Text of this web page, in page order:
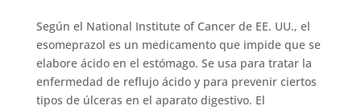
Según el National Institute of Cancer de EE. UU., el
esomeprazol es un medicamento que impide que se
elabore ácido en el estómago. Se usa para tratar la
enfermedad de reflujo ácido y para prevenir ciertos
tipos de úlceras en el aparato digestivo. El